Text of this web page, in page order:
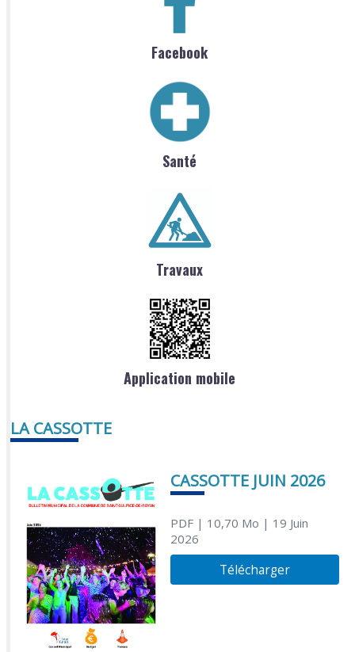
Facebook
Santé
Travaux
Application mobile
LA CASSOTTE
CASSOTTE JUIN 2026
PDF| 10,70 Mo | 19 Juin
2026
Télécharger